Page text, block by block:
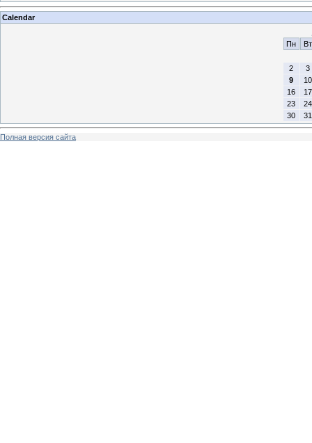
Calendar
Пн
Вт
2
3
9
10
16
17
23
24
30
31
Полная версия сайта